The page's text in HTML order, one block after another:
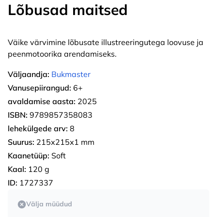
Lõbusad maitsed
Väike värvimine lõbusate illustreeringutega loovuse ja
peenmotoorika arendamiseks.
Väljaandja: Bukmaster
Vanusepiirangud: 6+
avaldamise aasta: 2025
ISBN: 9789857358083
lehekülgede arv: 8
Suurus: 215х215х1 mm
Kaanetüüp: Soft
Kaal: 120 g
ID: 1727337
Välja müüdud